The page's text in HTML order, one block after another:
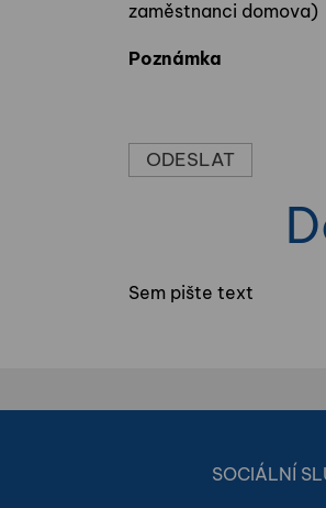
zaměstnanci domova)
Poznámka
Sem pište text
SOCIÁLNÍ